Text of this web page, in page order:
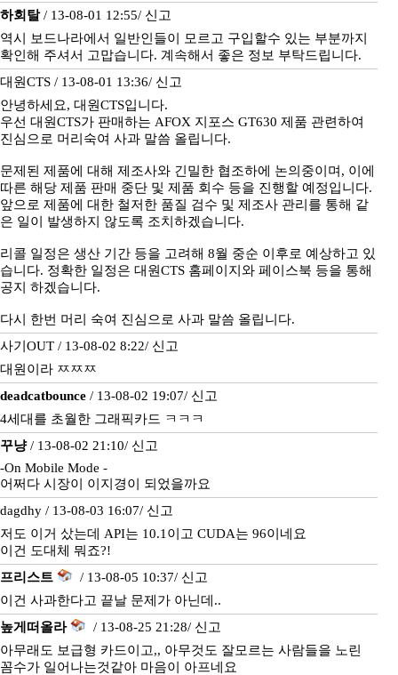
하회탈/ 13-08-01 12:55/ 신고
역시 보드나라에서 일반인들이 모르고 구입할수 있는 부분까지
확인해 주셔서 고맙습니다. 계속해서 좋은 정보 부탁드립니다.
대원CTS / 13-08-01 13:36/ 신고
안녕하세요, 대원CTS입니다.
우선 대원CTS가 판매하는 AFOX 지포스 GT630 제품 관련하여
진심으로 머리숙여 사과 말씀 올립니다.
문제된 제품에 대해 제조사와 긴밀한 협조하에 논의중이며, 이에
따른 해당 제품 판매 중단 및 제품 회수 등을 진행할 예정입니다.
앞으로 제품에 대한 철저한 품질 검수 및 제조사 관리를 통해 같
은 일이 발생하지 않도록 조치하겠습니다.
리콜 일정은 생산 기간 등을 고려해 8월 중순 이후로 예상하고 있
습니다. 정확한 일정은 대원CTS 홈페이지와 페이스북 등을 통해
공지 하겠습니다.
다시 한번 머리 숙여 진심으로 사과 말씀 올립니다.
사기OUT / 13-08-02 8:22/ 신고
대원이라 ㅉㅉㅉ
deadcatbounce / 13-08-02 19:07/ 신고
4세대를 초월한 그래픽카드 ㅋㅋㅋ
꾸냥/ 13-08-02 21:10/ 신고
-On Mobile Mode -
어쩌다 시장이 이지경이 되었을까요
dagdhy / 13-08-03 16:07/ 신고
저도 이거 샀는데 API는 10.1이고 CUDA는 96이네요
이건 도대체 뭐죠?!
프리스트
/ 13-08-05 10:37/ 신고
이건 사과한다고 끝날 문제가 아닌데..
높게떠올라
/ 13-08-25 21:28/ 신고
아무래도 보급형 카드이고,, 아무것도 잘모르는 사람들을 노린
꼼수가 일어나는것같아 마음이 아프네요